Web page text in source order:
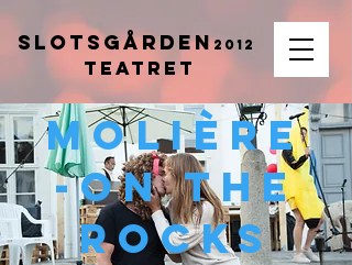
Teatret
SLOTSGÅRDEN2012
Molière
-on the
rocks